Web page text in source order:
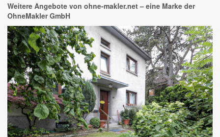
Weitere Angebote von ohne-makler.net – eine Marke der
OhneMakler GmbH